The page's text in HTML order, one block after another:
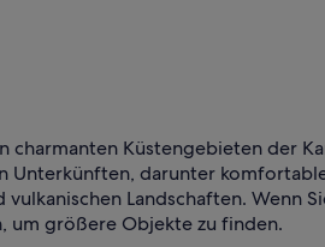
Küstengebieten der
Unterkünften, darunter
Landschaften. Wenn
um größere Objekte zu finden.